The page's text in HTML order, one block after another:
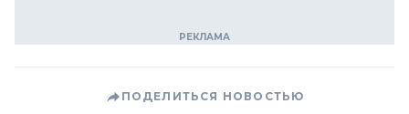
ПОДЕЛИТЬСЯ НОВОСТЬЮ